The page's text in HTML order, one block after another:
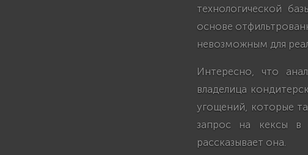
технологической
основе
невозможным для
Интересно, что
владелица
угощений, которые
запрос на кексы в
рассказывает она.